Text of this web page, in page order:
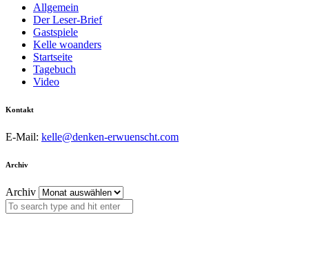
Allgemein
Der Leser-Brief
Gastspiele
Kelle woanders
Startseite
Tagebuch
Video
Kontakt
E-Mail: kelle@denken-erwuenscht.com
Archiv
Archiv